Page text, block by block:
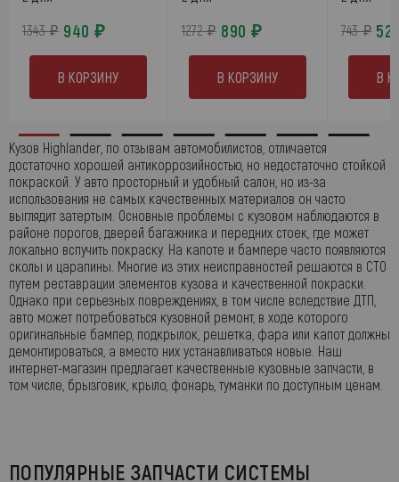
1343 ₽ 940 ₽
В КОРЗИНУ
1272 ₽ 890 ₽
В КОРЗИНУ
743 ₽
В
Кузов Highlander, по отзывам автомобилистов, отличается
достаточно хорошей антикоррозийностью, но недостаточно стойкой
покраской. У авто просторный и удобный салон, но из-за
использования не самых качественных материалов он часто
выглядит затертым. Основные проблемы с кузовом наблюдаются в
районе порогов, дверей багажника и передних стоек, где может
локально вспучить покраску. На капоте и бампере часто появляются
сколы и царапины. Многие из этих неисправностей решаются в СТО
путем реставрации элементов кузова и качественной покраски.
Однако при серьезных повреждениях, в том числе вследствие ДТП,
авто может потребоваться кузовной ремонт, в ходе которого
оригинальные бампер, подкрылок, решетка, фара или капот должны
демонтироваться, а вместо них устанавливаться новые. Наш
интернет-магазин предлагает качественные кузовные запчасти, в
том числе, брызговик, крыло, фонарь, туманки по доступным ценам.
ПОПУЛЯРНЫЕ ЗАПЧАСТИ СИСТЕМЫ